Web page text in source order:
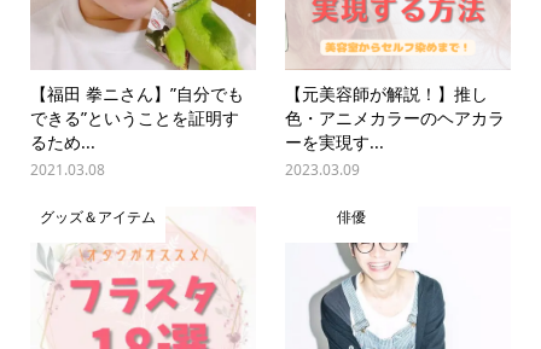
【福田 拳ニさん】”自分でも
できる”ということを証明す
るため...
2021.03.08
【元美容師が解説！】推し
色・アニメカラーのヘアカラ
ーを実現す...
2023.03.09
グッズ＆アイテム 俳優